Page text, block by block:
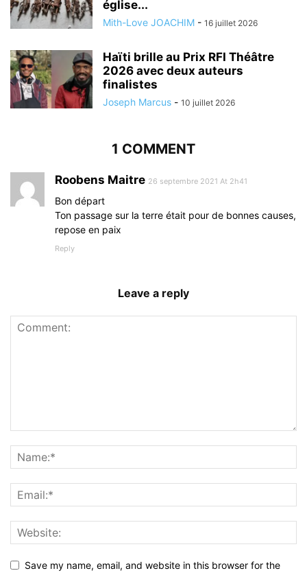
église...
Mith-Love JOACHIM - 16 juillet 2026
Haïti brille au Prix RFI Théâtre
2026 avec deux auteurs
finalistes
Joseph Marcus - 10 juillet 2026
1 COMMENT
Roobens Maitre 26 septembre 2021 At 2h41
Bon départ
Ton passage sur la terre était pour de bonnes causes,
repose en paix
Reply
Leave a reply
Save my name, email, and website in this browser for the